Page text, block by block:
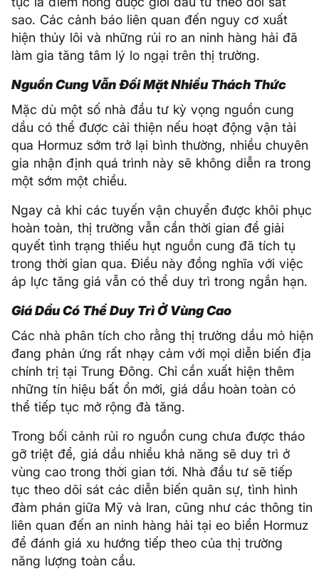
sao. Các cảnh báo liên quan đến nguy cơ xuất
hiện thủy lôi và những rủi ro an ninh hàng hải đã
làm gia tăng tâm lý lo ngại trên thị trường.
Nguồn Cung Vẫn Đối Mặt Nhiều Thách Thức
Mặc dù một số nhà đầu tư kỳ vọng nguồn cung
dầu có thể được cải thiện nếu hoạt động vận tải
qua Hormuz sớm trở lại bình thường, nhiều chuyên
gia nhận định quá trình này sẽ không diễn ra trong
một sớm một chiều.
Ngay cả khi các tuyến vận chuyển được khôi phục
hoàn toàn, thị trường vẫn cần thời gian để giải
quyết tình trạng thiếu hụt nguồn cung đã tích tụ
trong thời gian qua. Điều này đồng nghĩa với việc
áp lực tăng giá vẫn có thể duy trì trong ngắn hạn.
Giá Dầu Có Thể Duy Trì Ở Vùng Cao
Các nhà phân tích cho rằng thị trường dầu mỏ hiện
đang phản ứng rất nhạy cảm với mọi diễn biến địa
chính trị tại Trung Đông. Chỉ cần xuất hiện thêm
những tín hiệu bất ổn mới, giá dầu hoàn toàn có
thể tiếp tục mở rộng đà tăng.
Trong bối cảnh rủi ro nguồn cung chưa được tháo
gỡ triệt để, giá dầu nhiều khả năng sẽ duy trì ở
vùng cao trong thời gian tới. Nhà đầu tư sẽ tiếp
tục theo dõi sát các diễn biến quân sự, tình hình
đàm phán giữa Mỹ và Iran, cũng như các thông tin
liên quan đến an ninh hàng hải tại eo biển Hormuz
để đánh giá xu hướng tiếp theo của thị trường
năng lượng toàn cầu.